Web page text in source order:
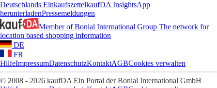
Deutschlands EinkaufszettelkaufDA InsightsApp
herunterladenPressemeldungen
Member of Bonial International Group The network for
location based shopping information
DE
FR
HilfeImpressumDatenschutzKontaktAGBCookies verwalten
© 2008 - 2026 kaufDA Ein Portal der Bonial International GmbH